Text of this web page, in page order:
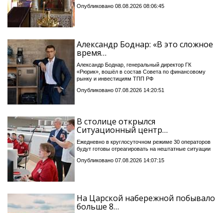
Опубликовано 08.08.2026 08:06:45
Александр Боднар: «В это сложное
время…
Александр Боднар, генеральный директор ГК
«Рюрик», вошёл в состав Совета по финансовому
рынку и инвестициям ТПП РФ
Опубликовано 07.08.2026 14:20:51
В столице открылся
Ситуационный центр…
Ежедневно в круглосуточном режиме 30 операторов
будут готовы отреагировать на нештатные ситуации
Опубликовано 07.08.2026 14:07:15
На Царской набережной побывало
больше 8…